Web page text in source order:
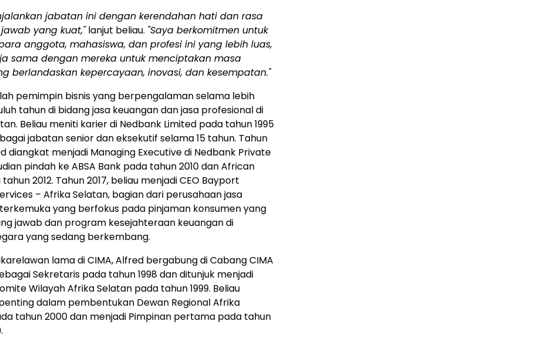
jabatan ini dengan kerendahan hati dan rasa
yang kuat,"lanjut beliau. "Saya berkomitmen untuk
anggota, mahasiswa, dan profesi ini yang lebih luas,
sama dengan mereka untuk menciptakan masa
berlandaskan kepercayaan, inovasi, dan kesempatan."
pemimpin bisnis yang berpengalaman selama lebih
tahun di bidang jasa keuangan dan jasa profesional di
Beliau meniti karier di Nedbank Limited pada tahun 1995
jabatan senior dan eksekutif selama 15 tahun. Tahun
diangkat menjadi Managing Executive di Nedbank Private
pindah ke ABSA Bank pada tahun 2010 dan African
2012. Tahun 2017, beliau menjadi CEO Bayport
– Afrika Selatan, bagian dari perusahaan jasa
yang berfokus pada pinjaman konsumen yang
jawab dan program kesejahteraan keuangan di
yang sedang berkembang.
lama di CIMA, Alfred bergabung di Cabang CIMA
Sekretaris pada tahun 1998 dan ditunjuk menjadi
Wilayah Afrika Selatan pada tahun 1999. Beliau
dalam pembentukan Dewan Regional Afrika
tahun 2000 dan menjadi Pimpinan pertama pada tahun